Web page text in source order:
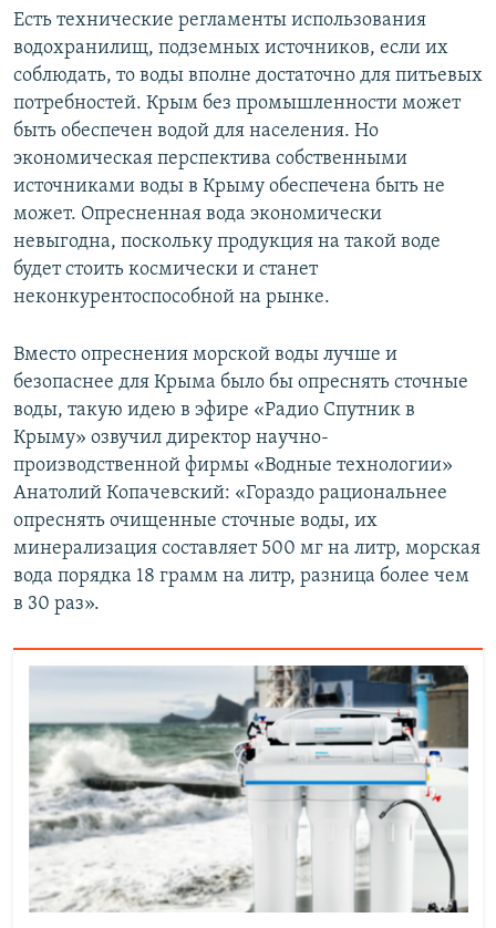
Есть технические регламенты использования
водохранилищ, подземных источников, если их
соблюдать, то воды вполне достаточно для питьевых
потребностей. Крым без промышленности может
быть обеспечен водой для населения. Но
экономическая перспектива собственными
источниками воды в Крыму обеспечена быть не
может. Опресненная вода экономически
невыгодна, поскольку продукция на такой воде
будет стоить космически и станет
неконкурентоспособной на рынке.
Вместо опреснения морской воды лучше и
безопаснее для Крыма было бы опреснять сточные
воды, такую идею в эфире «Радио Спутник в
Крыму» озвучил директор научно-
производственной фирмы «Водные технологии»
Анатолий Копачевский: «Гораздо рациональнее
опреснять очищенные сточные воды, их
минерализация составляет 500 мг на литр, морская
вода порядка 18 грамм на литр, разница более чем
в 30 раз».